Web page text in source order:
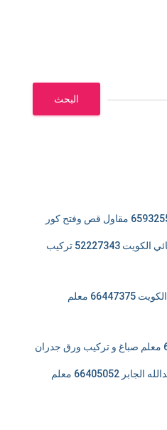
البحث
فني تركيب شتر يدوي وكهربائي الكويت 52227343 تركيب
فني تركيب باركيه سيراميك الكويت 66447375 معلم
دهان صباغ ضاحية مبارك العبدالله الجابر 66405052 معلم